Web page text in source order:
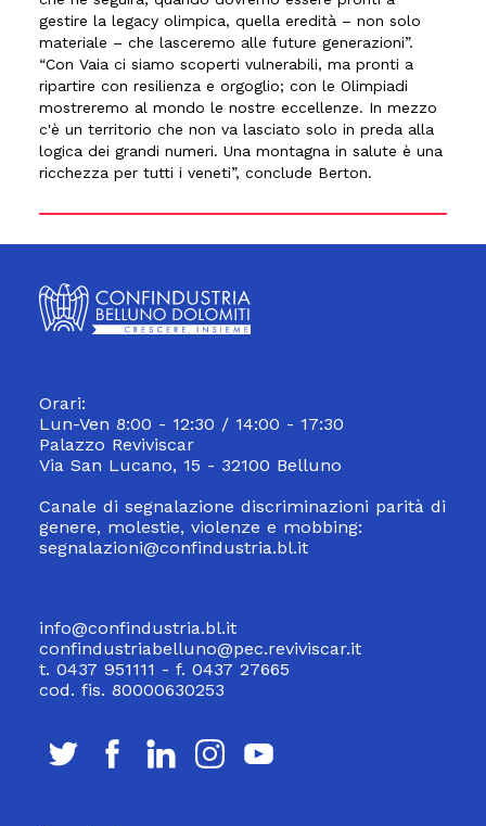
gestire la legacy olimpica, quella eredità – non solo
materiale – che lasceremo alle future generazioni”.
“Con Vaia ci siamo scoperti vulnerabili, ma pronti a
ripartire con resilienza e orgoglio; con le Olimpiadi
mostreremo al mondo le nostre eccellenze. In mezzo
c'è un territorio che non va lasciato solo in preda alla
logica dei grandi numeri. Una montagna in salute è una
ricchezza per tutti i veneti”, conclude Berton.
Orari:
Lun-Ven 8:00 - 12:30 / 14:00 - 17:30
Palazzo Reviviscar
Via San Lucano, 15 - 32100 Belluno
Canale di segnalazione discriminazioni parità di
genere, molestie, violenze e mobbing:
segnalazioni@confindustria.bl.it
info@confindustria.bl.it
confindustriabelluno@pec.reviviscar.it
t. 0437 951111 - f. 0437 27665
cod. fis. 80000630253